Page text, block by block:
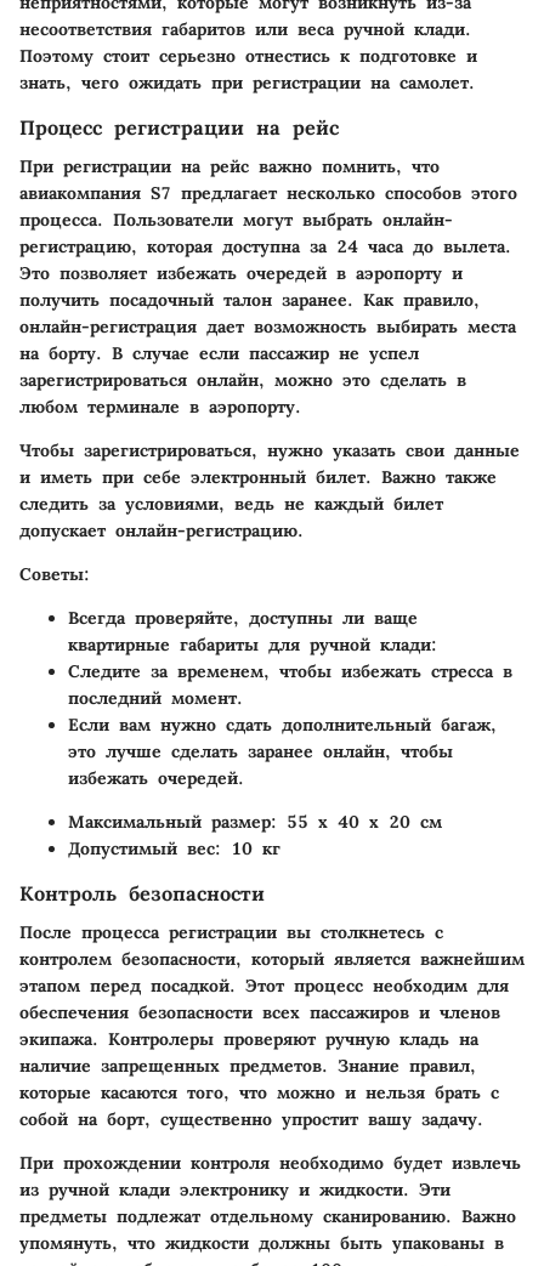
несоответствия габаритов или веса ручной клади.
Поэтому стоит серьезно отнестись к подготовке и
знать, чего ожидать при регистрации на самолет.
Процесс регистрации на рейс
При регистрации на рейс важно помнить, что
авиакомпания S7 предлагает несколько способов этого
процесса. Пользователи могут выбрать онлайн-
регистрацию, которая доступна за 24 часа до вылета.
Это позволяет избежать очередей в аэропорту и
получить посадочный талон заранее. Как правило,
онлайн-регистрация дает возможность выбирать места
на борту. В случае если пассажир не успел
зарегистрироваться онлайн, можно это сделать в
любом терминале в аэропорту.
Чтобы зарегистрироваться, нужно указать свои данные
и иметь при себе электронный билет. Важно также
следить за условиями, ведь не каждый билет
допускает онлайн-регистрацию.
Советы:
Всегда проверяйте, доступны ли ваще
квартирные габариты для ручной клади:
Следите за временем, чтобы избежать стресса в
последний момент.
Если вам нужно сдать дополнительный багаж,
это лучше сделать заранее онлайн, чтобы
избежать очередей.
Максимальный размер: 55 x 40 x 20 см
Допустимый вес: 10 кг
Контроль безопасности
После процесса регистрации вы столкнетесь с
контролем безопасности, который является важнейшим
этапом перед посадкой. Этот процесс необходим для
обеспечения безопасности всех пассажиров и членов
экипажа. Контролеры проверяют ручную кладь на
наличие запрещенных предметов. Знание правил,
которые касаются того, что можно и нельзя брать с
собой на борт, существенно упростит вашу задачу.
При прохождении контроля необходимо будет извлечь
из ручной клади электронику и жидкости. Эти
предметы подлежат отдельному сканированию. Важно
упомянуть, что жидкости должны быть упакованы в